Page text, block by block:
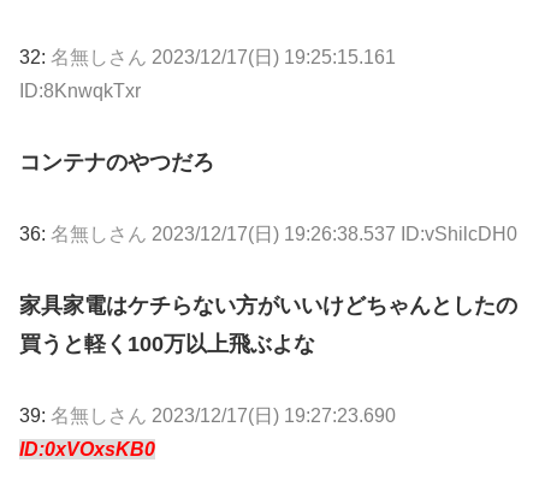
32: 名無しさん 2023/12/17(日) 19:25:15.161
ID:8KnwqkTxr
コンテナのやつだろ
36: 名無しさん 2023/12/17(日) 19:26:38.537 ID:vShilcDH0
家具家電はケチらない方がいいけどちゃんとしたの
買うと軽く100万以上飛ぶよな
39: 名無しさん 2023/12/17(日) 19:27:23.690
ID:0xVOxsKB0